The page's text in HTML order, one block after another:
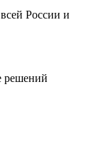
России и
решений